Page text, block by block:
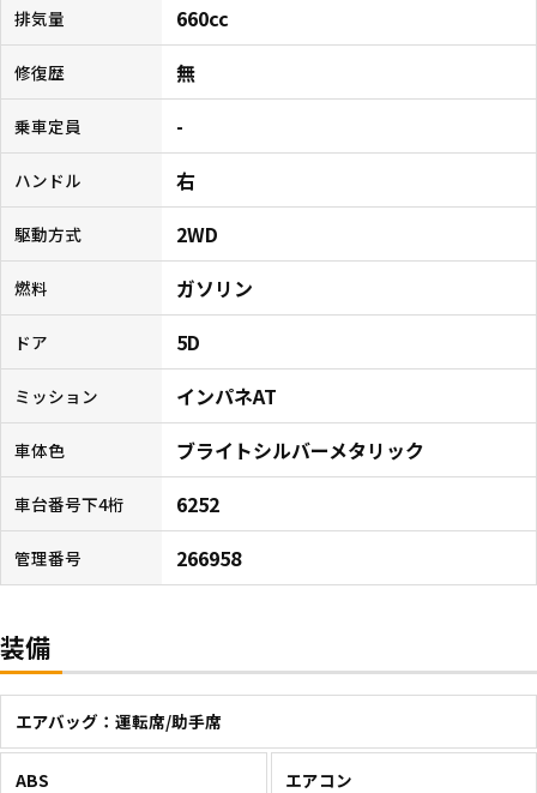
排気量 660cc
修復歴 無
乗車定員 -
ハンドル 右
駆動方式 2WD
燃料 ガソリン
ドア 5D
ミッション インパネAT
車体色 ブライトシルバーメタリック
車台番号下4桁 6252
管理番号 266958
装備
エアバッグ：運転席/助手席
ABS エアコン